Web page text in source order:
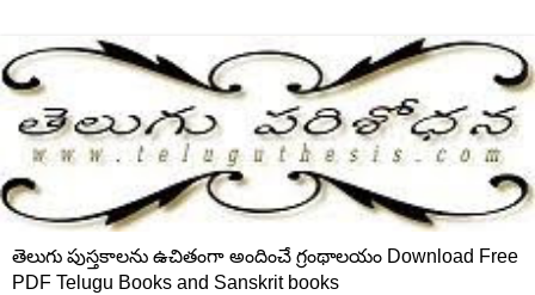
తెలుగు పుస్తకాలను ఉచితంగా అందించే గ్రంథాలయం Download Free
PDF Telugu Books and Sanskrit books